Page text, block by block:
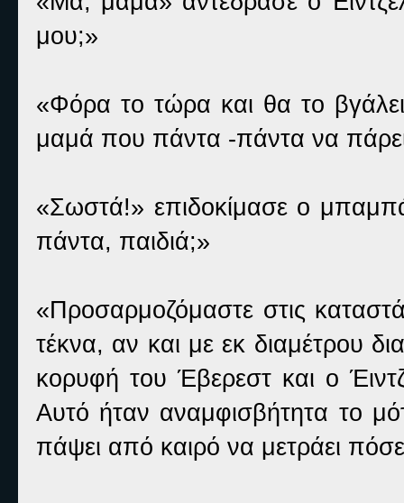
μου;»
«Φόρα το τώρα και θα το
μαμά που πάντα -πάντα να
«Σωστά!» επιδοκίμασε ο
πάντα, παιδιά;»
«Προσαρμοζόμαστε στις
τέκνα, αν και με εκ διαμέτρου
κορυφή του Έβερεστ και ο
Αυτό ήταν αναμφισβήτητα το
πάψει από καιρό να μετράει